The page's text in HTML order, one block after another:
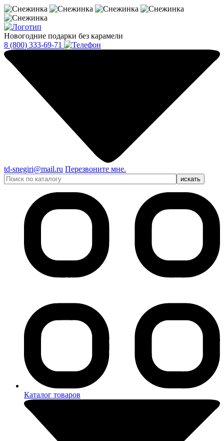
Новогодние подарки без карамели
8 (800) 333-69-71
td-snegiri@mail.ru Перезвоните мне.
Каталог товаров